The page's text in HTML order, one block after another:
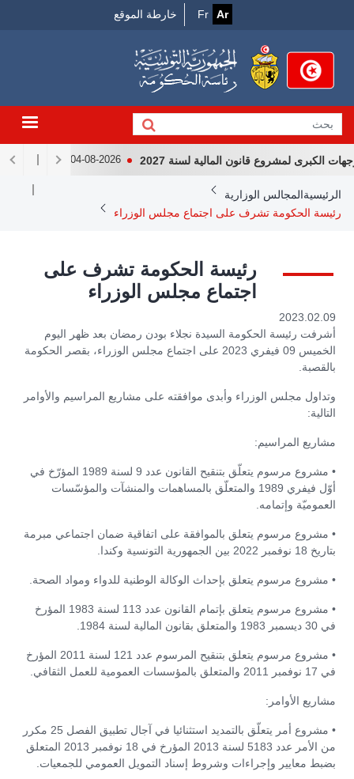
الرئيسي
Fr Ar
Menu
خارطة الموقع
لمشروع قانون المالية لسنة 2027 04-08-2026 لقاء رئيس
Breadcrumb
الرئيسيةالمجالس الوزارية
رئيسة الحكومة تشرف على اجتماع مجلس الوزراء
رئيسة الحكومة تشرف على
اجتماع مجلس الوزراء
2023.02.09
أشرفت رئيسة الحكومة السيدة نجلاء بودن رمضان بعد ظهر اليوم
الخميس 09 فيفري 2023 على اجتماع مجلس الوزراء، بقصر الحكومة
بالقصبة.
وتداول مجلس الوزراء وأبدى موافقته على مشاريع المراسيم والأوامر
التالية:
مشاريع المراسيم:
• مشروع مرسوم يتعلّق بتنقيح القانون عدد 9 لسنة 1989 المؤرّخ في
أوّل فيفري 1989 والمتعلّق بالمساهمات والمنشآت والمؤسّسات
العموميّة وإتمامه.
• مشروع مرسوم يتعلق بالموافقة على اتفاقية ضمان اجتماعي مبرمة
بتاريخ 18 نوفمبر 2022 بين الجمهورية التونسية وكندا.
• مشروع مرسوم يتعلق بإحداث الوكالة الوطنية للدواء ومواد الصحة.
• مشروع مرسوم يتعلق بإتمام القانون عدد 113 لسنة 1983 المؤرخ
في 30 ديسمبر 1983 والمتعلق بقانون المالية لسنة 1984.
• مشروع مرسوم يتعلق بتنقيح المرسوم عدد 121 لسنة 2011 المؤرخ
في 17 نوفمبر 2011 والمتعلق بالمؤسسات العمومية للعمل الثقافي.
مشاريع الأوامر:
• مشروع أمر يتعلّق بالتمديد استثنائيا في آجال تطبيق الفصل 25 مكرر
من الأمر عدد 5183 لسنة 2013 المؤرخ في 18 نوفمبر 2013 المتعلق
بضبط معايير وإجراءات وشروط إسناد التمويل العمومي للجمعيات.